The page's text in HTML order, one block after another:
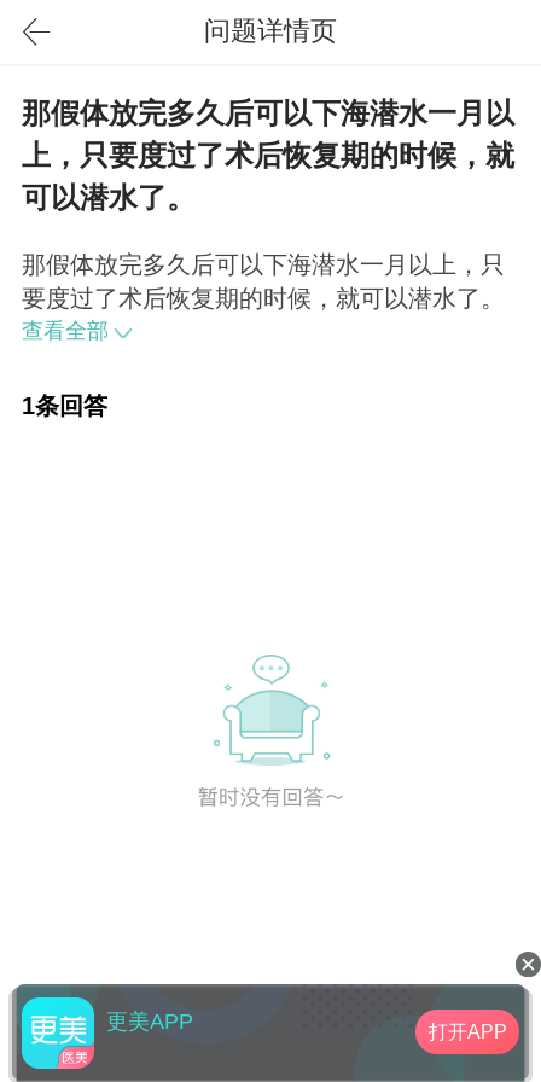
问题详情页
那假体放完多久后可以下海潜水一月以
上，只要度过了术后恢复期的时候，就
可以潜水了。
那假体放完多久后可以下海潜水一月以上，只
要度过了术后恢复期的时候，就可以潜水了。
查看全部
1条回答
更美APP 打开APP